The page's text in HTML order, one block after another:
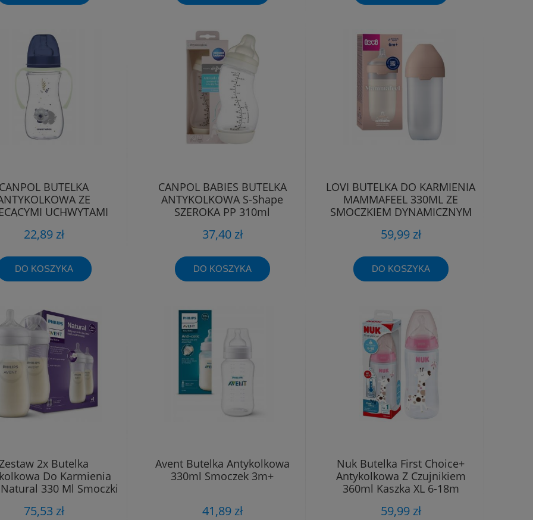
BUTELKA
ZE
UCHWYTAMI
22,89 zł
DO KOSZYKA
CANPOL BABIES BUTELKA
ANTYKOLKOWA S-Shape
SZEROKA PP 310ml
37,40 zł
DO KOSZYKA
LOVI BUTELKA DO KARMIENIA
MAMMAFEEL 330ML ZE
SMOCZKIEM DYNAMICZNYM
59,99 zł
DO KOSZYKA
2x Butelka
Do Karmienia
330 Ml Smoczki
75,53 zł
Avent Butelka Antykolkowa
330ml Smoczek 3m+
41,89 zł
Nuk Butelka First Choice+
Antykolkowa Z Czujnikiem
360ml Kaszka XL 6-18m
59,99 zł